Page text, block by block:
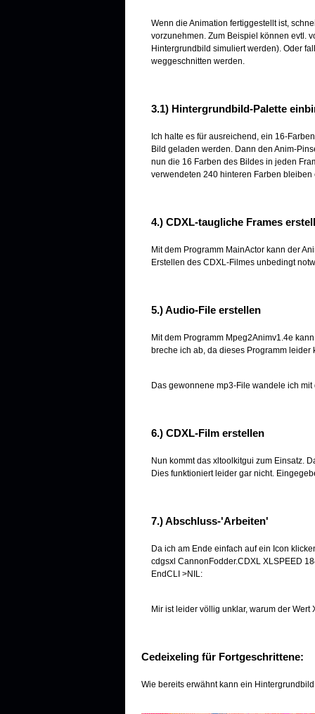
Wenn die Animation fertiggestellt ist,
vorzunehmen. Zum Beispiel können evtl.
Hintergrundbild simuliert werden). Oder
weggeschnitten werden.
3.1) Hintergrundbild-Palette
Ich halte es für ausreichend, ein 16-
Bild geladen werden. Dann den Anim-
nun die 16 Farben des Bildes in jeden
verwendeten 240 hinteren Farben
4.) CDXL-taugliche Frames
Mit dem Programm MainActor kann der
Erstellen des CDXL-Filmes unbedingt
5.) Audio-File erstellen
Mit dem Programm Mpeg2Animv1.4e
breche ich ab, da dieses Programm
Das gewonnene mp3-File wandele ich
6.) CDXL-Film erstellen
Nun kommt das xltoolkitgui zum Einsatz.
Dies funktioniert leider gar nicht.
7.) Abschluss-'Arbeiten'
Da ich am Ende einfach auf ein Icon
cdgsxl CannonFodder.CDXL XLSPEED
EndCLI >NIL:
Mir ist leider völlig unklar, warum der
Cedeixeling für Fortgeschrittene:
Wie bereits erwähnt kann ein